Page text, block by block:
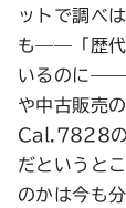
ットで調べ
も——「歴代
いるのに——
や中古販売
Cal.7828
だというと
のかは今も